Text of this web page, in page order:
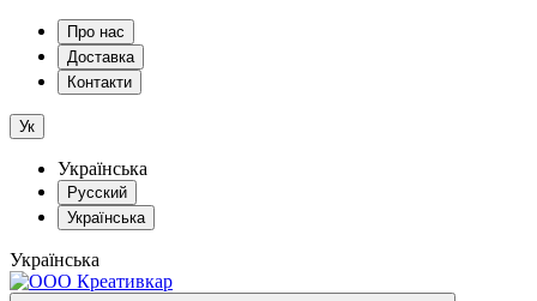
Про нас
Доставка
Контакти
Ук
Українська
Русский
Українська
Українська